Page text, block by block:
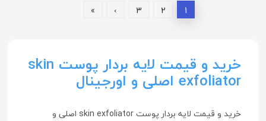
1
2
3
›
»
خرید و قیمت لایه بردار پوست skin
exfoliator اصلی و اورجینال
خرید و قیمت لایه بردار پوست skin exfoliator اصلی و